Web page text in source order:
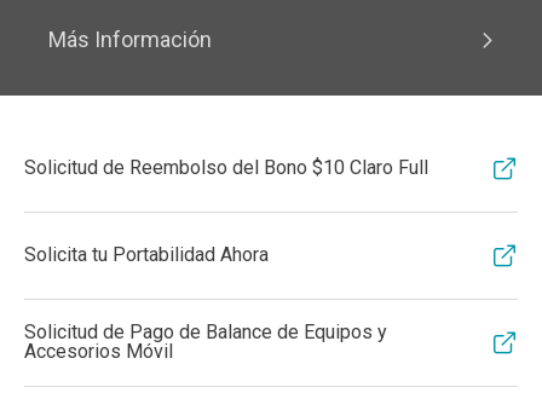
Más Información
Solicitud de Reembolso del Bono $10 Claro Full
Solicita tu Portabilidad Ahora
Solicitud de Pago de Balance de Equipos y
Accesorios Móvil